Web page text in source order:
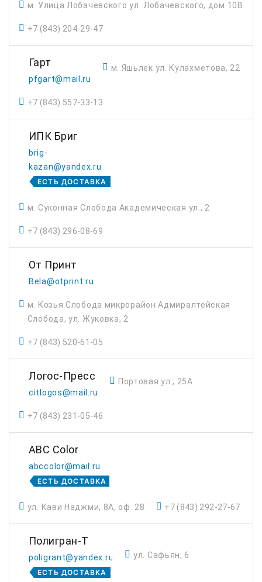
м. Улица Лобачевского ул. Лобачевского, дом 10В
+7 (843) 204-29-47
Гарт
pfgart@mail.ru
м. Яшьлек ул. Кулахметова, 22
+7 (843) 557-33-13
ИПК Бриг
brig-
kazan@yandex.ru
ЕСТЬ ДОСТАВКА
м. Суконная Слобода Академическая ул., 2
+7 (843) 296-08-69
От Принт
Bela@otprint.ru
м. Козья Слобода микрорайон Адмиралтейская
Слобода, ул. Жуковка, 2
+7 (843) 520-61-05
Логос-Пресс
citlogos@mail.ru
Портовая ул., 25А
+7 (843) 231-05-46
ABC Color
abccolor@mail.ru
ЕСТЬ ДОСТАВКА
ул. Кави Наджми, 8А, оф. 28 +7 (843) 292-27-67
Полигран-Т
poligrant@yandex.ru
ЕСТЬ ДОСТАВКА
ул. Сафьян, 6